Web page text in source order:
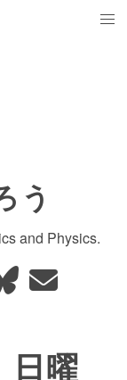
う
and Physics.
日曜